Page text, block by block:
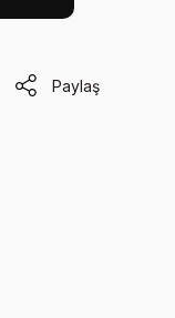
Paylaş